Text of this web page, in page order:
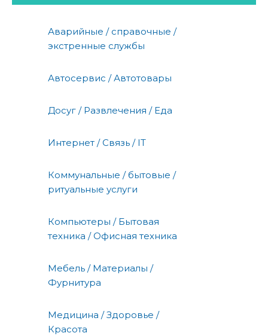
Аварийные / справочные /
экстренные службы
Автосервис / Автотовары
Досуг / Развлечения / Еда
Интернет / Связь / IT
Коммунальные / бытовые /
ритуальные услуги
Компьютеры / Бытовая
техника / Офисная техника
Мебель / Материалы /
Фурнитура
Медицина / Здоровье /
Красота